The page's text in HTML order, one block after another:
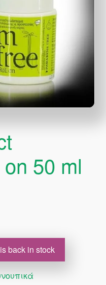
50 ml
back in stock